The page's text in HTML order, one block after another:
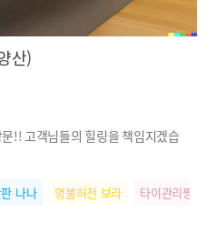
산)
!! 고객님들의 힐링을 책임지겠습
나나 명불허전 보라 타이관리짱 미나